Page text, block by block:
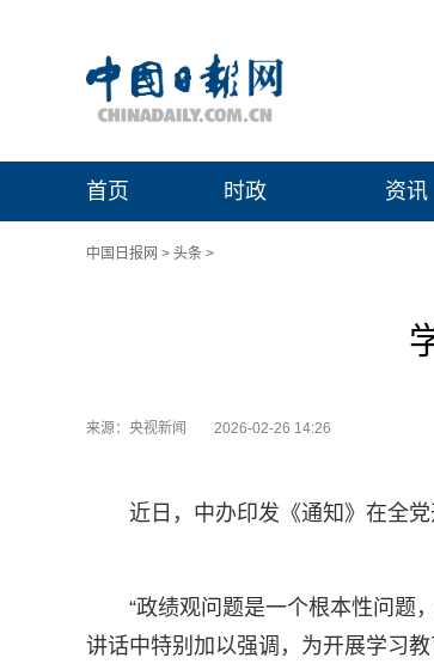
首页 时政 资讯
中国日报网 > 头条 >
来源：央视新闻 2026-02-26 14:26
近日，中办印发《通知》在全
“政绩观问题是一个根本性问题
讲话中特别加以强调，为开展学习